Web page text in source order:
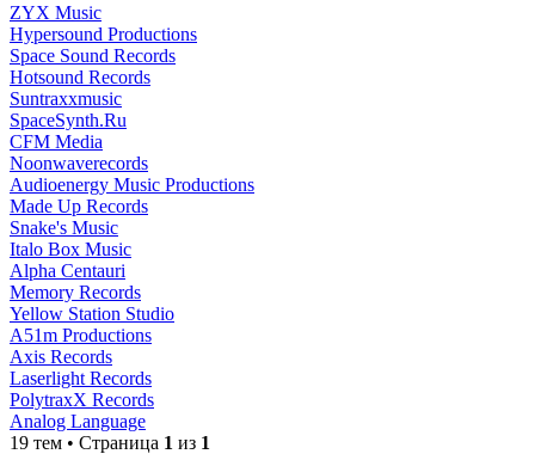
ZYX Music
Hypersound Productions
Space Sound Records
Hotsound Records
Suntraxxmusic
SpaceSynth.Ru
CFM Media
Noonwaverecords
Audioenergy Music Productions
Made Up Records
Snake's Music
Italo Box Music
Alpha Centauri
Memory Records
Yellow Station Studio
A51m Productions
Axis Records
Laserlight Records
PolytraxX Records
Analog Language
19 тем • Страница 1 из 1